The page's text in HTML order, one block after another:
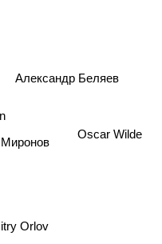
Oscar Wilde